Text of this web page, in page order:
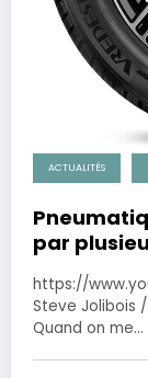
ACTUALITÉS
par
https://
Steve Jolibois
Quand on me…